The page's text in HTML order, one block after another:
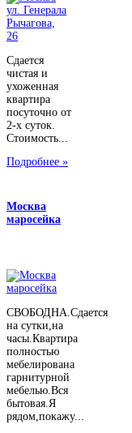
Сдается
чистая и
ухоженная
квартира
посуточно от
2-х суток.
Стоимость...
Подробнее »
Москва
маросейка
СВОБОДНА.Сдается
на сутки,на
часы.Квартира
полностью
мебелирована
гарнитурной
мебелью.Вся
бытовая.Я
рядом,покажу...